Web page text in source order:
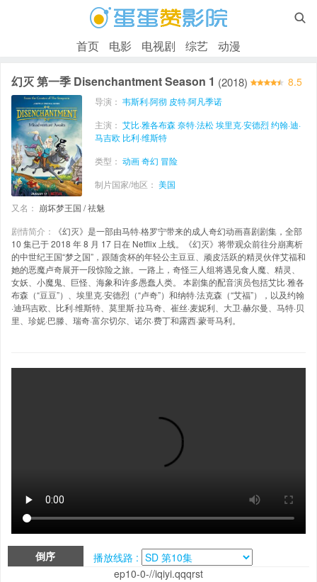

首页 电影 电视剧 综艺 动漫
幻灭 第一季 Disenchantment Season 1 (2018) 8.5
导演： 韦斯利·阿彻 皮特·阿凡季诺
主演： 艾比·雅各布森奈特·法松埃里克·安德烈 约翰·迪·
马吉欧 比利·维斯特
类型： 动画奇幻 冒险
制片国家/地区： 美国
又名： 崩坏梦王国 / 祛魅
剧情简介：
《幻灭》是一部由马特·格罗宁带来的成人奇幻动画喜剧剧集，全部
10 集已于 2018 年 8 月 17 日在 Netflix 上线。《幻灭》将带观众前往分崩离析
的中世纪王国“梦之国”，跟随贪杯的年轻公主豆豆、顽皮活跃的精灵伙伴艾福和
她的恶魔卢奇展开一段惊险之旅。一路上，奇怪三人组将遇见食人魔、精灵、
女妖、小魔鬼、巨怪、海象和许多愚蠢人类。 本剧集的配音演员包括艾比·雅各
布森（“豆豆”）、埃里克·安德烈（“卢奇”）和纳特·法克森（“艾福”），以及约翰
·迪玛吉欧、比利·维斯特、莫里斯·拉马奇、崔丝·麦妮利、大卫·赫尔曼、马特·贝
里、珍妮·巴滕、瑞奇·富尔切尔、诺尔·费丁和露西·蒙哥马利。
倒序
播放线路 :
ep10-0-//iqiyi.qqqrst